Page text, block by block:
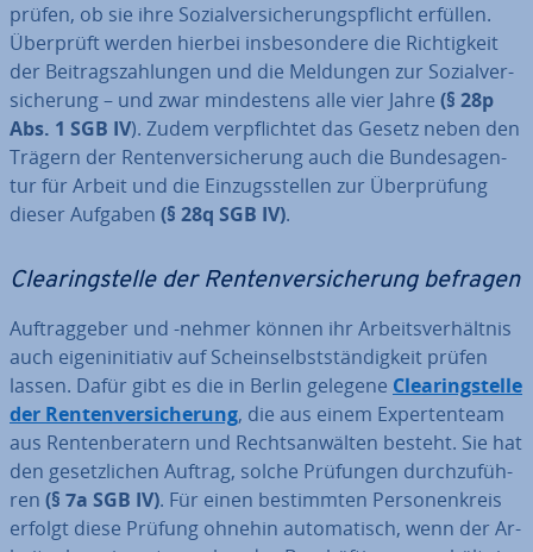
prü­fen, ob sie ihre So­zi­al­ver­si­che­rungs­pflicht erfüllen.
Überprüft werden hierbei ins­be­son­de­re die Rich­tig­keit
der Bei­trags­zah­lun­gen und die Meldungen zur So­zi­al­ver­
si­che­rung – und zwar min­des­tens alle vier Jahre (§ 28p
Abs. 1 SGB IV). Zudem ver­pflich­tet das Gesetz neben den
Trägern der Ren­ten­ver­si­che­rung auch die Bun­des­agen­
tur für Arbeit und die Ein­zugs­stel­len zur Über­prü­fung
dieser Aufgaben (§ 28q SGB IV).
Clea­ring­stel­le der Ren­ten­ver­si­che­rung befragen
Auf­trag­ge­ber und -nehmer können ihr Ar­beits­ver­hält­nis
auch ei­gen­in­itia­tiv auf Schein­selbst­stän­dig­keit prüfen
lassen. Dafür gibt es die in Berlin gelegene Clea­ring­stel­le
der Ren­ten­ver­si­che­rung, die aus einem Ex­per­ten­team
aus Ren­ten­be­ra­tern und Rechts­an­wäl­ten besteht. Sie hat
den ge­setz­li­chen Auftrag, solche Prüfungen durch­zu­füh­
ren (§ 7a SGB IV). Für einen be­stimm­ten Per­so­nen­kreis
erfolgt diese Prüfung ohnehin au­to­ma­tisch, wenn der Ar­